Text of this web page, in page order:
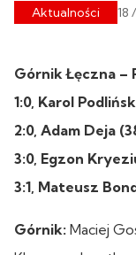
Aktualności 18
Górnik Łęczna –
1:0, Karol
2:0, Adam Deja
3:0, Egzon
3:1, Mateusz
Górnik: Maciej